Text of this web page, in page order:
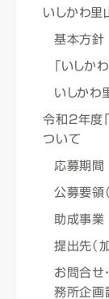
いしかわ里
基本方針
「いしか
いしかわ
令和2年度
ついて
応募期間
公募要領
助成事業
提出先（
お問合せ
務所企画